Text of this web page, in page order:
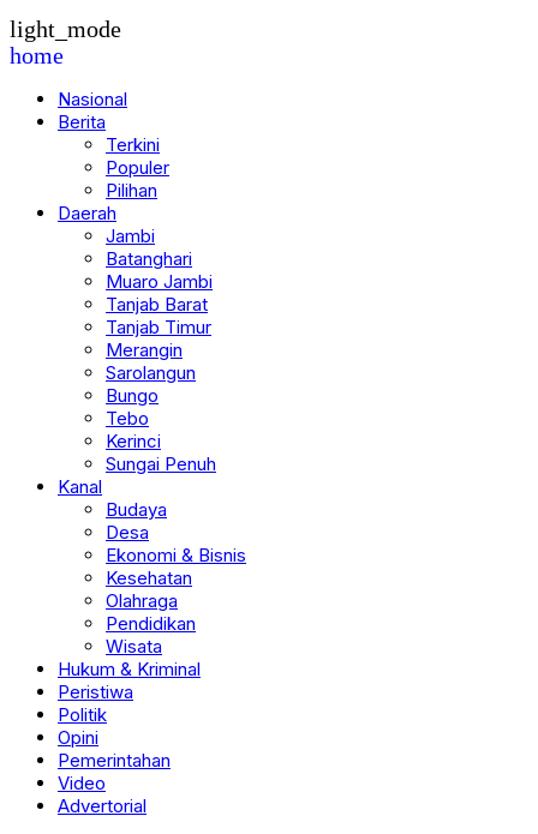
light_mode
home
Nasional
Berita
Terkini
Populer
Pilihan
Daerah
Jambi
Batanghari
Muaro Jambi
Tanjab Barat
Tanjab Timur
Merangin
Sarolangun
Bungo
Tebo
Kerinci
Sungai Penuh
Kanal
Budaya
Desa
Ekonomi & Bisnis
Kesehatan
Olahraga
Pendidikan
Wisata
Hukum & Kriminal
Peristiwa
Politik
Opini
Pemerintahan
Video
Advertorial